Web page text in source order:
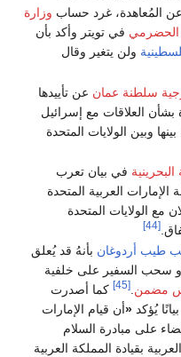
المُعاهدة، غرد حساب وزارة
في تويتر وأكد بأن
ولن يتغير وقال
سلطنة عمان عن تأييدها
بشأن العلاقات مع إسرائيل
وبين الولايات المتحدة
في بيان تعرب
الإمارات العربية المتحدة
مع الولايات المتحدة
[44]
طيب أردوغان بأنهُ قد يُعلق
أو سحب السفير على خلفية
مضمن.
[45]
كما أصدرت
يُؤكد«أن قيام الإمارات
على مبادرة السلام
بقيادة المملكة العربية